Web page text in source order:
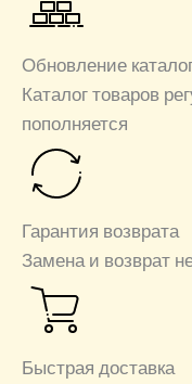
Обновление
Каталог товаров
пополняется
Гарантия возврата
Замена и возврат
Быстрая доставка